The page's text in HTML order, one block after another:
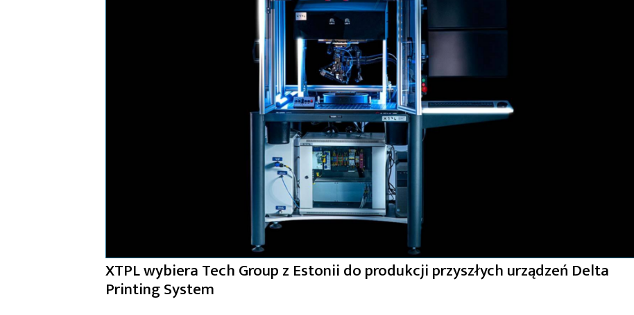
XTPL wybiera Tech Group z Estonii do produkcji przyszłych urządzeń Delta
Printing System